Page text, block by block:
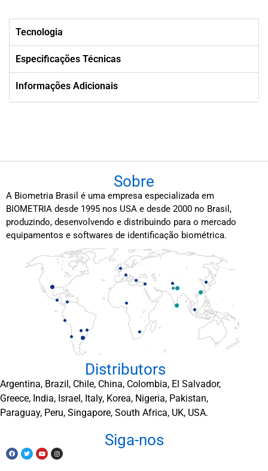
Tecnologia
Especificações Técnicas
Informações Adicionais
Sobre
A Biometria Brasil é uma empresa especializada em
BIOMETRIA desde 1995 nos USA e desde 2000 no Brasil,
produzindo, desenvolvendo e distribuindo para o mercado
equipamentos e softwares de identificação biométrica.
Distributors
Argentina, Brazil, Chile, China, Colombia, El Salvador,
Greece, India, Israel, Italy, Korea, Nigeria, Pakistan,
Paraguay, Peru, Singapore, South Africa, UK, USA.
Siga-nos